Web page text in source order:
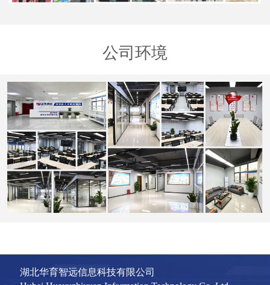
公司环境
湖北华育智远信息科技有限公司